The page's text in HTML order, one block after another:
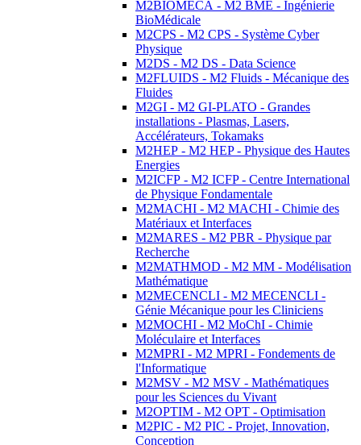
M2BIOMECA - M2 BME - Ingénierie
BioMédicale
M2CPS - M2 CPS - Système Cyber
Physique
M2DS - M2 DS - Data Science
M2FLUIDS - M2 Fluids - Mécanique des
Fluides
M2GI - M2 GI-PLATO - Grandes
installations - Plasmas, Lasers,
Accélérateurs, Tokamaks
M2HEP - M2 HEP - Physique des Hautes
Energies
M2ICFP - M2 ICFP - Centre International
de Physique Fondamentale
M2MACHI - M2 MACHI - Chimie des
Matériaux et Interfaces
M2MARES - M2 PBR - Physique par
Recherche
M2MATHMOD - M2 MM - Modélisation
Mathématique
M2MECENCLI - M2 MECENCLI -
Génie Mécanique pour les Cliniciens
M2MOCHI - M2 MoChI - Chimie
Moléculaire et Interfaces
M2MPRI - M2 MPRI - Fondements de
l'Informatique
M2MSV - M2 MSV - Mathématiques
pour les Sciences du Vivant
M2OPTIM - M2 OPT - Optimisation
M2PIC - M2 PIC - Projet, Innovation,
Conception